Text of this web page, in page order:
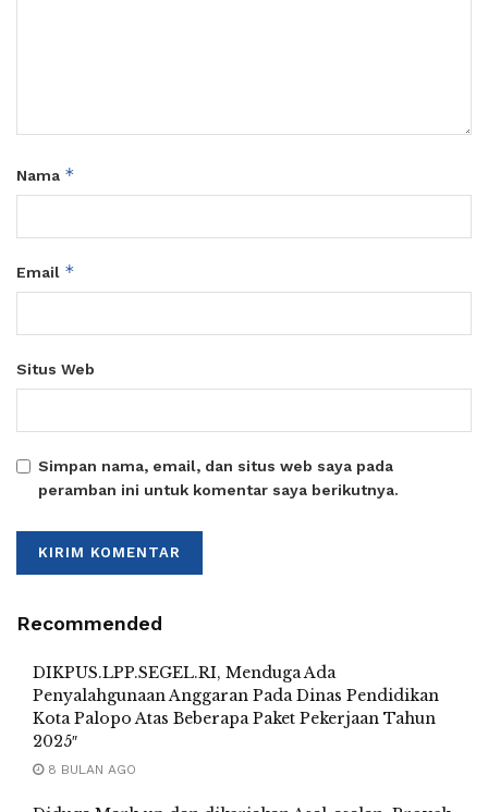
Nama *
Email *
Situs Web
Simpan nama, email, dan situs web saya pada
peramban ini untuk komentar saya berikutnya.
Recommended
DIKPUS.LPP.SEGEL.RI, Menduga Ada
Penyalahgunaan Anggaran Pada Dinas Pendidikan
Kota Palopo Atas Beberapa Paket Pekerjaan Tahun
2025″
8 BULAN AGO